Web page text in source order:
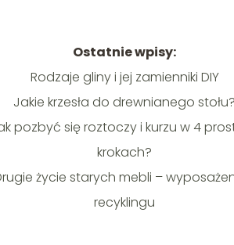
Ostatnie wpisy:
Rodzaje gliny i jej zamienniki DIY
Jakie krzesła do drewnianego stołu?
pozbyć się roztoczy i kurzu w 4
krokach?
życie starych mebli –
recyklingu